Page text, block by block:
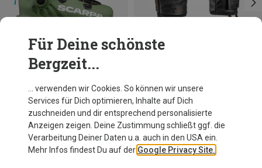
Du sparst 10%
Leki
Montera Prime Handschuhe
114,95 €
Für Deine schönste
Bergzeit...
… verwenden wir Cookies. So können wir unsere
Services für Dich optimieren, Inhalte auf Dich
zuschneiden und dir entsprechend personalisierte
Anzeigen zeigen. Deine Zustimmung schließt ggf. die
Verarbeitung Deiner Daten u.a. auch in den USA ein.
Mehr Infos findest Du auf der Google Privacy Site.